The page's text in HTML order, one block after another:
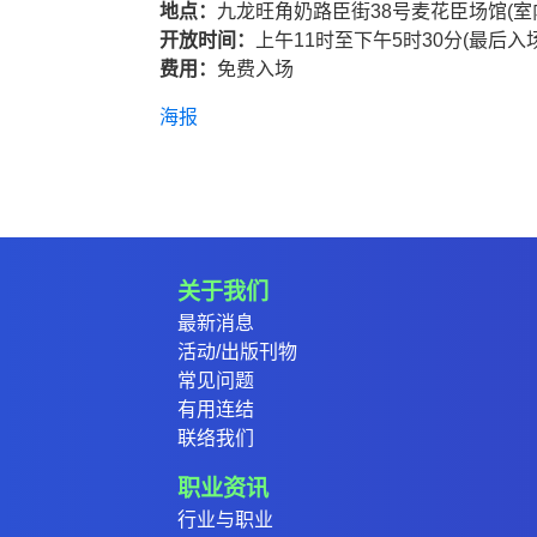
地点： 九龙旺角奶路臣街38号麦花臣场馆(室
开放时间：
上午11时至下午5时30分(最后入
费用： 免费入场
海报
关于我们
最新消息
活动/出版刊物
常见问题
有用连结
联络我们
职业资讯
行业与职业